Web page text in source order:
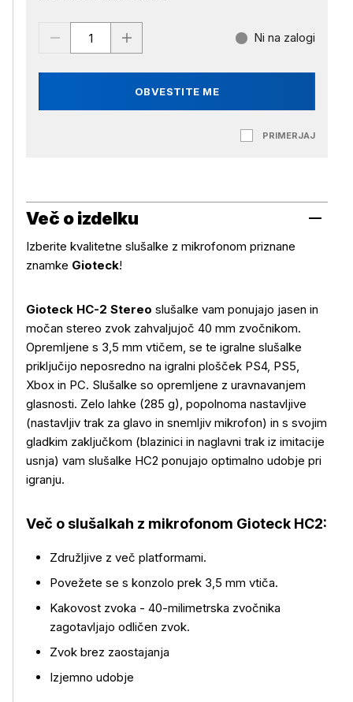
OBVESTITE ME
Ni na zalogi
PRIMERJAJ
Več o izdelku
Več o izdelku
Izberite kvalitetne slušalke z mikrofonom priznane
znamke Gioteck!
Gioteck HC-2 Stereo slušalke vam ponujajo jasen in
močan stereo zvok zahvaljujoč 40 mm zvočnikom.
Opremljene s 3,5 mm vtičem, se te igralne slušalke
priključijo neposredno na igralni plošček PS4, PS5,
Xbox in PC. Slušalke so opremljene z uravnavanjem
glasnosti. Zelo lahke (285 g), popolnoma nastavljive
(nastavljiv trak za glavo in snemljiv mikrofon) in s svojim
gladkim zaključkom (blazinici in naglavni trak iz imitacije
usnja) vam slušalke HC2 ponujajo optimalno udobje pri
igranju.
Več o slušalkah z mikrofonom Gioteck HC2:
Združljive z več platformami.
Povežete se s konzolo prek 3,5 mm vtiča.
Kakovost zvoka - 40-milimetrska zvočnika
zagotavljajo odličen zvok.
Zvok brez zaostajanja
Izjemno udobje